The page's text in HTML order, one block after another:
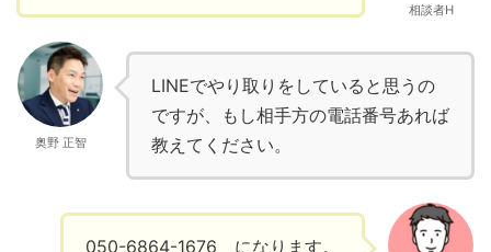
相談者H
奥野 正智
LINEでやり取りをしていると思うの
ですが、もし相手方の電話番号あれば
教えてください。
050-6864-1676 になります。